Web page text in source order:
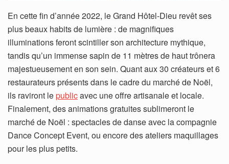
En cette fin d’année 2022, le Grand Hôtel-Dieu revêt ses
plus beaux habits de lumière : de magnifiques
illuminations feront scintiller son architecture mythique,
tandis qu’un immense sapin de 11 mètres de haut trônera
majestueusement en son sein. Quant aux 30 créateurs et 6
restaurateurs présents dans le cadre du marché de Noël,
ils raviront lepublicavec une offre artisanale et locale.
Finalement, des animations gratuites sublimeront le
marché de Noël : spectacles de danse avec la compagnie
Dance Concept Event, ou encore des ateliers maquillages
pour les plus petits.